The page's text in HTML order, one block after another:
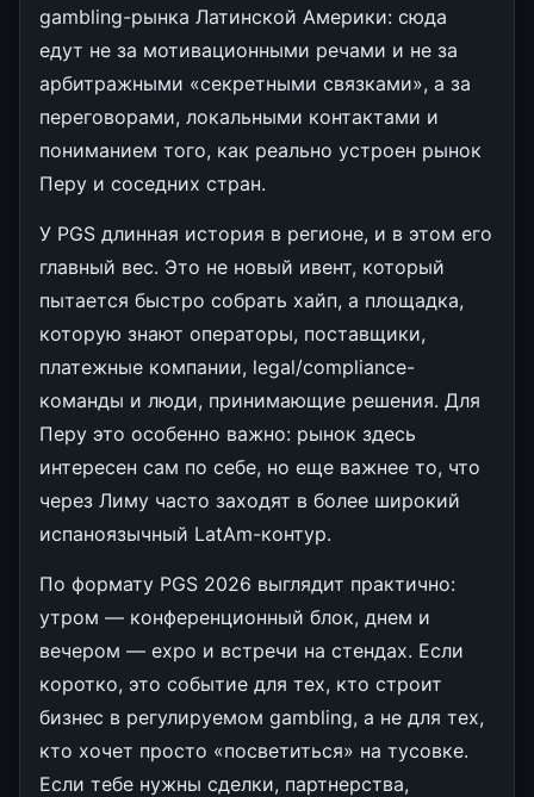
gambling-рынка Латинской Америки: сюда
едут не за мотивационными речами и не за
арбитражными «секретными связками», а за
переговорами, локальными контактами и
пониманием того, как реально устроен рынок
Перу и соседних стран.
У PGS длинная история в регионе, и в этом его
главный вес. Это не новый ивент, который
пытается быстро собрать хайп, а площадка,
которую знают операторы, поставщики,
платежные компании, legal/compliance-
команды и люди, принимающие решения. Для
Перу это особенно важно: рынок здесь
интересен сам по себе, но еще важнее то, что
через Лиму часто заходят в более широкий
испаноязычный LatAm-контур.
По формату PGS 2026 выглядит практично:
утром — конференционный блок, днем и
вечером — expo и встречи на стендах. Если
коротко, это событие для тех, кто строит
бизнес в регулируемом gambling, а не для тех,
кто хочет просто «посветиться» на тусовке.
Если тебе нужны сделки, партнерства,